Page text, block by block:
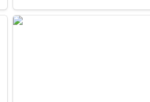
[ Mariage de passion ]